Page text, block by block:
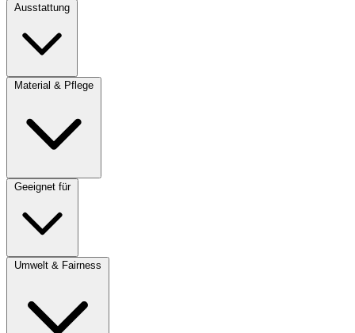
Ausstattung
Material & Pflege
Geeignet für
Umwelt & Fairness